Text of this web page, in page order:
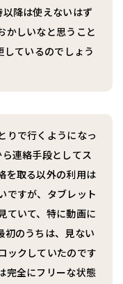
降は使えないはず
かしいなと思うこと
ているのでしょう
りで行くようになっ
連絡手段としてス
を取る以外の利用は
ですが、タブレット
ていて、特に動画に
初のうちは、見ない
ックしていたのです
完全にフリーな状態